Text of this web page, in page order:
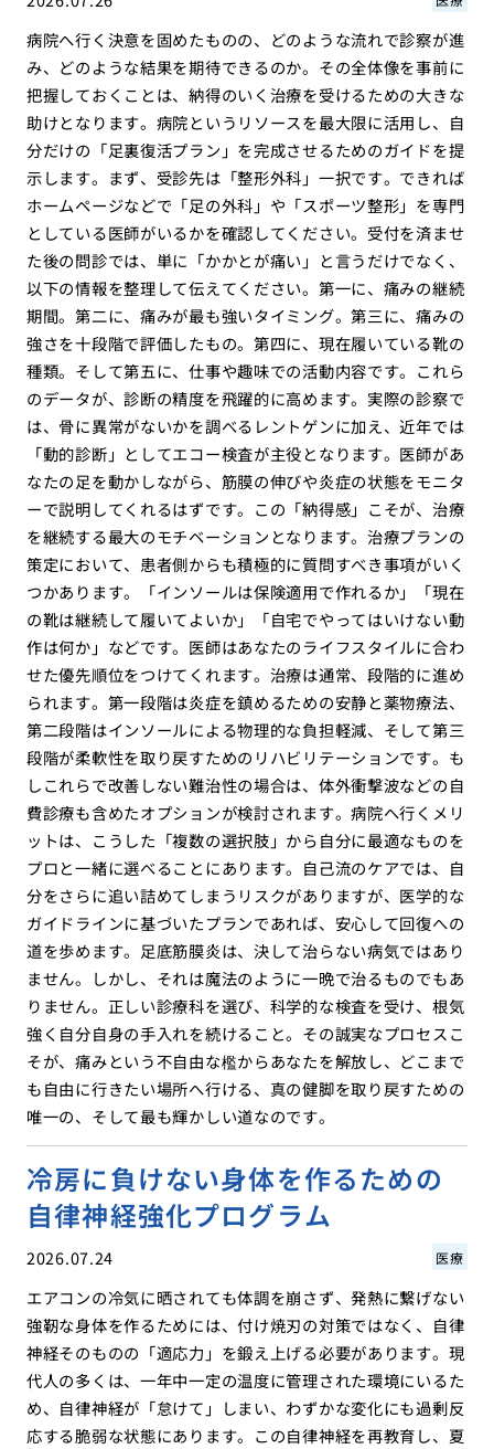
病院へ行く決意を固めたものの、どのような流れで診察が進
み、どのような結果を期待できるのか。その全体像を事前に
把握しておくことは、納得のいく治療を受けるための大きな
助けとなります。病院というリソースを最大限に活用し、自
分だけの「足裏復活プラン」を完成させるためのガイドを提
示します。まず、受診先は「整形外科」一択です。できれば
ホームページなどで「足の外科」や「スポーツ整形」を専門
としている医師がいるかを確認してください。受付を済ませ
た後の問診では、単に「かかとが痛い」と言うだけでなく、
以下の情報を整理して伝えてください。第一に、痛みの継続
期間。第二に、痛みが最も強いタイミング。第三に、痛みの
強さを十段階で評価したもの。第四に、現在履いている靴の
種類。そして第五に、仕事や趣味での活動内容です。これら
のデータが、診断の精度を飛躍的に高めます。実際の診察で
は、骨に異常がないかを調べるレントゲンに加え、近年では
「動的診断」としてエコー検査が主役となります。医師があ
なたの足を動かしながら、筋膜の伸びや炎症の状態をモニタ
ーで説明してくれるはずです。この「納得感」こそが、治療
を継続する最大のモチベーションとなります。治療プランの
策定において、患者側からも積極的に質問すべき事項がいく
つかあります。「インソールは保険適用で作れるか」「現在
の靴は継続して履いてよいか」「自宅でやってはいけない動
作は何か」などです。医師はあなたのライフスタイルに合わ
せた優先順位をつけてくれます。治療は通常、段階的に進め
られます。第一段階は炎症を鎮めるための安静と薬物療法、
第二段階はインソールによる物理的な負担軽減、そして第三
段階が柔軟性を取り戻すためのリハビリテーションです。も
しこれらで改善しない難治性の場合は、体外衝撃波などの自
費診療も含めたオプションが検討されます。病院へ行くメリ
ットは、こうした「複数の選択肢」から自分に最適なものを
プロと一緒に選べることにあります。自己流のケアでは、自
分をさらに追い詰めてしまうリスクがありますが、医学的な
ガイドラインに基づいたプランであれば、安心して回復への
道を歩めます。足底筋膜炎は、決して治らない病気ではあり
ません。しかし、それは魔法のように一晩で治るものでもあ
りません。正しい診療科を選び、科学的な検査を受け、根気
強く自分自身の手入れを続けること。その誠実なプロセスこ
そが、痛みという不自由な檻からあなたを解放し、どこまで
も自由に行きたい場所へ行ける、真の健脚を取り戻すための
唯一の、そして最も輝かしい道なのです。
冷房に負けない身体を作るための
自律神経強化プログラム
2026.07.24 医療
エアコンの冷気に晒されても体調を崩さず、発熱に繋げない
強靭な身体を作るためには、付け焼刃の対策ではなく、自律
神経そのものの「適応力」を鍛え上げる必要があります。現
代人の多くは、一年中一定の温度に管理された環境にいるた
め、自律神経が「怠けて」しまい、わずかな変化にも過剰反
応する脆弱な状態にあります。この自律神経を再教育し、夏